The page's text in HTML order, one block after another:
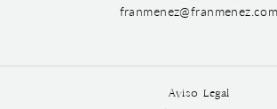
franmenez@franmenez.com
Aviso Legal